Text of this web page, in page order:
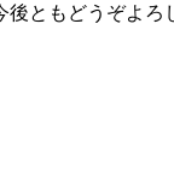
ともどうぞよろ